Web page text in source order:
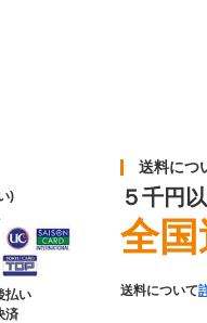
)
払い
済
送料につ
５千円
全
送料について